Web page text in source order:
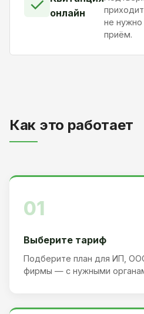
онлайн
не нужно
приём.
Как это работает
01
Выберите тариф
Подберите план для ИП,
фирмы — с нужными